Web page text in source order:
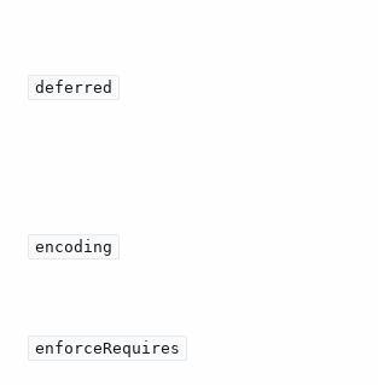
deferred
encoding
enforceRequires